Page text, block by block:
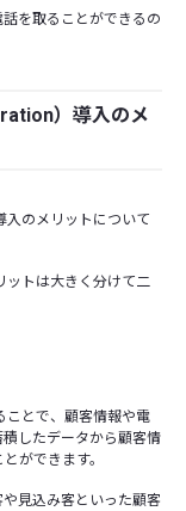
を取ることができるの
）導入のメ
入のメリットについて
ットは大きく分けて二
ことで、顧客情報や電
したデータから顧客情
ができます。
見込み客といった顧客